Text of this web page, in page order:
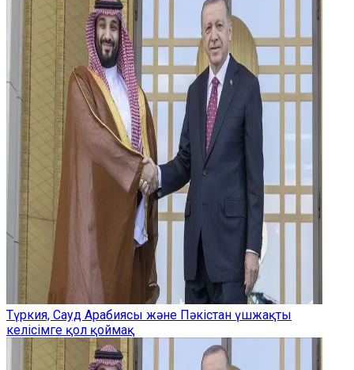
Түркия, Сауд Арабиясы және Пәкістан үшжақты
келісімге қол қоймақ